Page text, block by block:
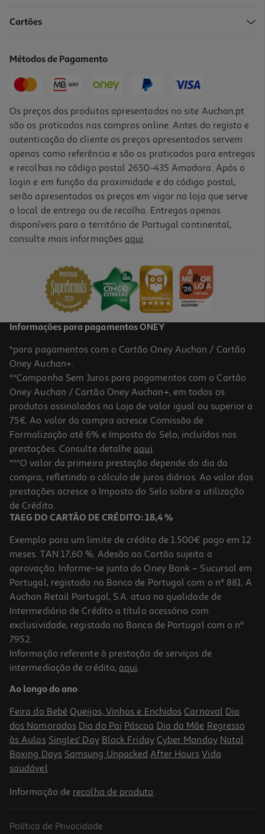
4.8
Leite Auchan Condensado 397g
5.0
Leite Mimosa Condensado Tradicional 397g
6.78 €/Kg
2,69 €
Leite Nestlé Condensado Cozido 397g
5.89 €/Kg
2,34 €
Cartões
Métodos de Pagamento
Os preços dos produtos apresentados no site Auchan.pt
são os praticados nas compras online. Antes do registo e
autenticação do cliente os preços apresentados servem
apenas como referência e são os praticados para entregas
e recolhas no código postal 2650-435 Amadora. Após o
login e em função da proximidade e do código postal,
serão apresentados os preços em vigor na loja que serve
o local de entrega ou de recolha. Entregas apenas
disponíveis para o território de Portugal continental,
consulte mais informações aqui.
Informações para pagamentos ONEY
*para pagamentos com o Cartão Oney Auchan / Cartão
Oney Auchan+.
**Campanha Sem Juros para pagamentos com o Cartão
Oney Auchan / Cartão Oney Auchan+, em todos os
produtos assinalados na Loja de valor igual ou superior a
75€. Ao valor da compra acresce Comissão de
Formalização até 6% e Imposto do Selo, incluídos nas
prestações. Consulte detalhe aqui.
***O valor da primeira prestação depende do dia da
compra, refletindo o cálculo de juros diários. Ao valor das
prestações acresce o Imposto do Selo sobre a utilização
de Crédito.
TAEG DO CARTÃO DE CRÉDITO: 18,4 %
Exemplo para um limite de crédito de 1.500€ pago em 12
meses. TAN 17,60 %. Adesão ao Cartão sujeita a
aprovação. Informe-se junto do Oney Bank – Sucursal em
Portugal, registado no Banco de Portugal com o nº 881. A
Auchan Retail Portugal, S.A. atua na qualidade de
Intermediário de Crédito a título acessório com
exclusividade, registado no Banco de Portugal com o nº
7952.
Informação referente à prestação de serviços de
intermediação de crédito, aqui.
Ao longo do ano
Feira do Bebé Queijos, Vinhos e Enchidos Carnaval Dia
dos Namorados Dia do Pai Páscoa Dia da Mãe Regresso
às Aulas Singles' Day Black Friday Cyber Monday Natal
Boxing Days Samsung Unpacked After Hours Vida
saudável
Informação de recolha de produto.
Política de Privacidade